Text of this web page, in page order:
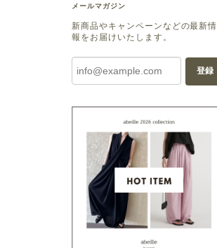
メールマガジン
新商品やキャンペーンなどの最新情
報をお届けいたします。
登録